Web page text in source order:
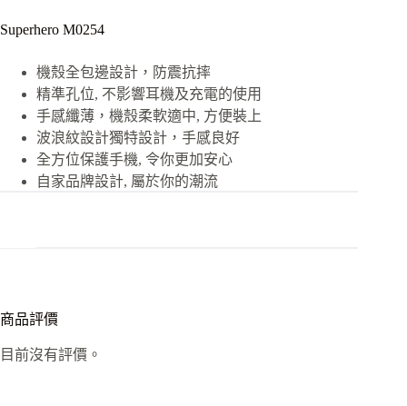
Superhero M0254
機殼全包邊設計，防震抗摔
精準孔位, 不影響耳機及充電的使用
手感纖薄，機殼柔軟適中, 方便裝上
波浪紋設計獨特設計，手感良好
全方位保護手機, 令你更加安心
自家品牌設計, 屬於你的潮流
商品評價
目前沒有評價。